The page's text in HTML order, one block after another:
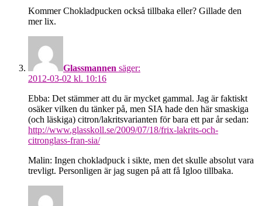
Kommer Chokladpucken också tillbaka eller? Gillade den
mer lix.
Glassmannen säger:
2012-03-02 kl. 10:16
Ebba: Det stämmer att du är mycket gammal. Jag är faktiskt
osäker vilken du tänker på, men SIA hade den här smaskiga
(och läskiga) citron/lakritsvarianten för bara ett par år sedan:
http://www.glasskoll.se/2009/07/18/frix-lakrits-och-
citronglass-fran-sia/
Malin: Ingen chokladpuck i sikte, men det skulle absolut vara
trevligt. Personligen är jag sugen på att få Igloo tillbaka.